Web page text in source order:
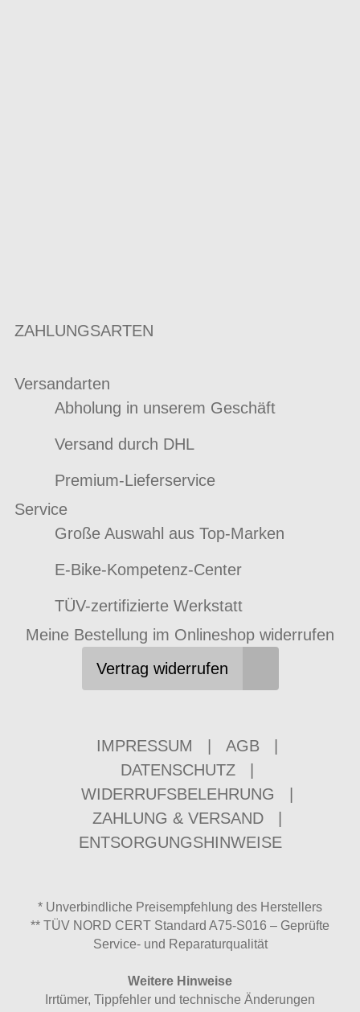
ZAHLUNGSARTEN
Versandarten
Abholung in unserem Geschäft
Versand durch DHL
Premium-Lieferservice
Service
Große Auswahl aus Top-Marken
E-Bike-Kompetenz-Center
TÜV-zertifizierte Werkstatt
Meine Bestellung im Onlineshop widerrufen
Vertrag widerrufen
IMPRESSUM AGB
DATENSCHUTZ
WIDERRUFSBELEHRUNG
ZAHLUNG & VERSAND
ENTSORGUNGSHINWEISE
* Unverbindliche Preisempfehlung des Herstellers
** TÜV NORD CERT Standard A75-S016 – Geprüfte
Service- und Reparaturqualität
Weitere Hinweise
Irrtümer, Tippfehler und technische Änderungen